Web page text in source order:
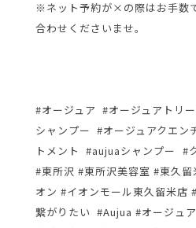
※ネット予約が×の際はお手数
合わせくださいませ。
#オージュア #オージュアトリ
シャンプー #オージュアクエ
トメント #aujuaシャンプー #
#東所沢 #東所沢美容室 #東久
オン #イオンモール東久留米店
繋がりたい #Aujua #オージュ